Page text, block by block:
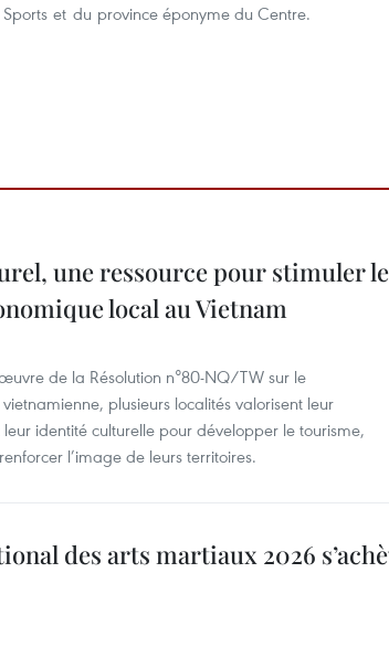
et du province éponyme du Centre.
une ressource pour stimuler le
local au Vietnam
de la Résolution n°80-NQ/TW sur le
plusieurs localités valorisent leur
identité culturelle pour développer le tourisme,
l’image de leurs territoires.
des arts martiaux 2026